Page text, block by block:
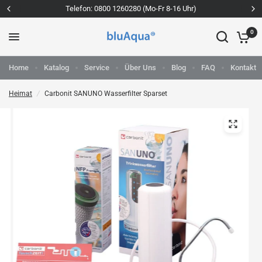
Telefon: 0800 1260280 (Mo-Fr 8-16 Uhr)
0
Home Katalog Service Über Uns Blog FAQ Kontakt
Heimat / Carbonit SANUNO Wasserfilter Sparset